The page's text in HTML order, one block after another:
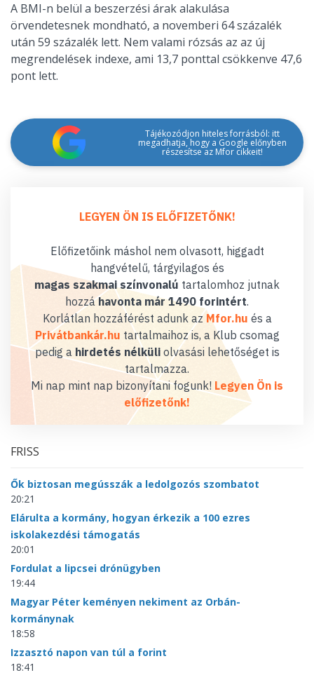
A BMI-n belül a beszerzési árak alakulása
örvendetesnek mondható, a novemberi 64 százalék
után 59 százalék lett. Nem valami rózsás az az új
megrendelések indexe, ami 13,7 ponttal csökkenve 47,6
pont lett.
Tájékozódjon hiteles forrásból: itt
megadhatja, hogy a Google előnyben
részesítse az Mfor cikkeit!
LEGYEN ÖN IS ELŐFIZETŐNK!
Előfizetőink máshol nem olvasott, higgadt
hangvételű, tárgyilagos és
magas szakmai színvonalú tartalomhoz jutnak
hozzáhavonta már 1490 forintért.
Korlátlan hozzáférést adunk az Mfor.hu és a
Privátbankár.hu tartalmaihoz is, a Klub csomag
pedig a hirdetés nélküliolvasási lehetőséget is
tartalmazza.
Mi nap mint nap bizonyítani fogunk! Legyen Ön is
előfizetőnk!
FRISS
Ők biztosan megússzák a ledolgozós szombatot
20:21
Elárulta a kormány, hogyan érkezik a 100 ezres
iskolakezdési támogatás
20:01
Fordulat a lipcsei drónügyben
19:44
Magyar Péter keményen nekiment az Orbán-
kormánynak
18:58
Izzasztó napon van túl a forint
18:41